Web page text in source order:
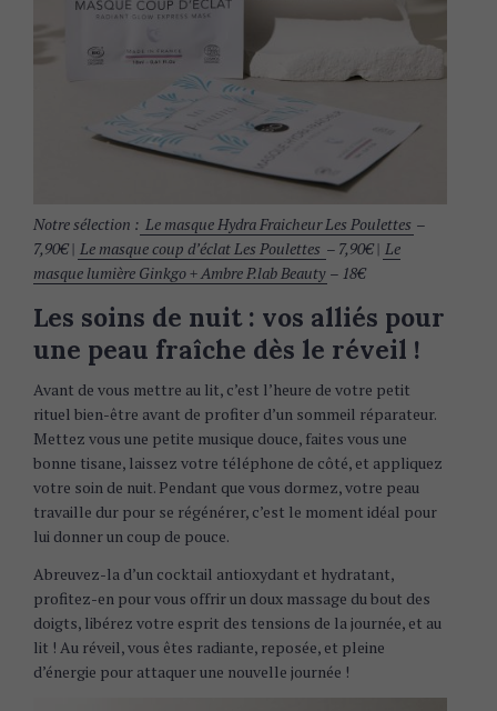
Notre sélection : Le masque Hydra Fraicheur Les Poulettes –
7,90€ | Le masque coup d’éclat Les Poulettes – 7,90€ | Le
masque lumière Ginkgo + Ambre P.lab Beauty – 18€
Les soins de nuit : vos alliés pour
une peau fraîche dès le réveil !
Avant de vous mettre au lit, c’est l’heure de votre petit
rituel bien-être avant de profiter d’un sommeil réparateur.
Mettez vous une petite musique douce, faites vous une
bonne tisane, laissez votre téléphone de côté, et appliquez
votre soin de nuit. Pendant que vous dormez, votre peau
travaille dur pour se régénérer, c’est le moment idéal pour
lui donner un coup de pouce.
Abreuvez-la d’un cocktail antioxydant et hydratant,
profitez-en pour vous offrir un doux massage du bout des
doigts, libérez votre esprit des tensions de la journée, et au
lit ! Au réveil, vous êtes radiante, reposée, et pleine
d’énergie pour attaquer une nouvelle journée !